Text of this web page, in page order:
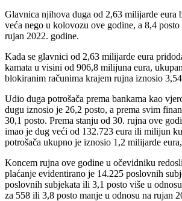
Glavnica njihova duga od 2,63 milijarde eura
veća nego u kolovozu ove godine, a 8,4 posto
rujan 2022. godine.
Kada se glavnici od 2,63 milijarde eura
kamata u visini od 906,8 milijuna eura,
blokiranim računima krajem rujna iznosio
Udio duga potrošača prema bankama kao
dugu iznosio je 26,2 posto, a prema svim
30,1 posto. Prema stanju od 30. rujna ove
imao je dug veći od 132.723 eura ili milijun
potrošača ukupno je iznosio 1,2 milijarde
Koncem rujna ove godine u očevidniku
plaćanje evidentirano je 14.225 poslovnih
poslovnih subjekata ili 3,1 posto više u
za 558 ili 3,8 posto manje u odnosu na rujan